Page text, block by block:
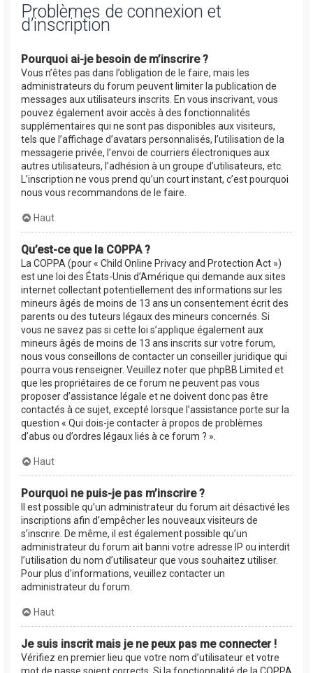
Problèmes de connexion et
d’inscription
Pourquoi ai-je besoin de m’inscrire ?
Vous n’êtes pas dans l’obligation de le faire, mais les
administrateurs du forum peuvent limiter la publication de
messages aux utilisateurs inscrits. En vous inscrivant, vous
pouvez également avoir accès à des fonctionnalités
supplémentaires qui ne sont pas disponibles aux visiteurs,
tels que l’affichage d’avatars personnalisés, l’utilisation de la
messagerie privée, l’envoi de courriers électroniques aux
autres utilisateurs, l’adhésion à un groupe d’utilisateurs, etc.
L’inscription ne vous prend qu’un court instant, c’est pourquoi
nous vous recommandons de le faire.
Haut
Qu’est-ce que la COPPA ?
La COPPA (pour « Child Online Privacy and Protection Act »)
est une loi des États-Unis d’Amérique qui demande aux sites
internet collectant potentiellement des informations sur les
mineurs âgés de moins de 13 ans un consentement écrit des
parents ou des tuteurs légaux des mineurs concernés. Si
vous ne savez pas si cette loi s’applique également aux
mineurs âgés de moins de 13 ans inscrits sur votre forum,
nous vous conseillons de contacter un conseiller juridique qui
pourra vous renseigner. Veuillez noter que phpBB Limited et
que les propriétaires de ce forum ne peuvent pas vous
proposer d’assistance légale et ne doivent donc pas être
contactés à ce sujet, excepté lorsque l’assistance porte sur la
question « Qui dois-je contacter à propos de problèmes
d’abus ou d’ordres légaux liés à ce forum ? ».
Haut
Pourquoi ne puis-je pas m’inscrire ?
Il est possible qu’un administrateur du forum ait désactivé les
inscriptions afin d’empêcher les nouveaux visiteurs de
s’inscrire. De même, il est également possible qu’un
administrateur du forum ait banni votre adresse IP ou interdit
l’utilisation du nom d’utilisateur que vous souhaitez utiliser.
Pour plus d’informations, veuillez contacter un
administrateur du forum.
Haut
Je suis inscrit mais je ne peux pas me connecter !
Vérifiez en premier lieu que votre nom d’utilisateur et votre
mot de passe soient corrects. Si la fonctionnalité de la COPPA